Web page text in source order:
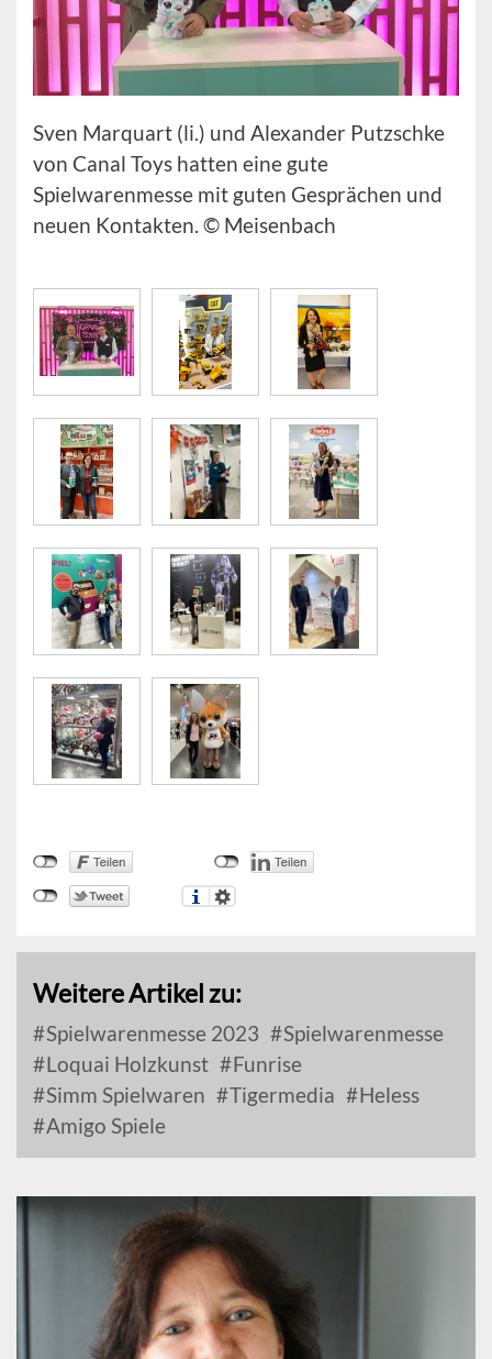
Sven Marquart (li.) und Alexander Putzschke
von Canal Toys hatten eine gute
Spielwarenmesse mit guten Gesprächen und
neuen Kontakten. © Meisenbach
Weitere Artikel zu:
Spielwarenmesse 2023
Spielwarenmesse
Loquai Holzkunst
Funrise
Simm Spielwaren
Tigermedia
Heless
Amigo Spiele